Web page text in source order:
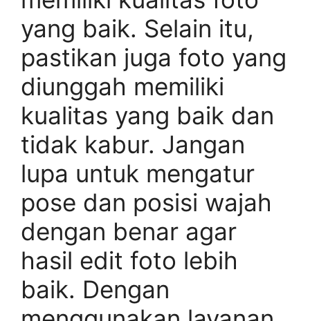
yang baik. Selain itu,
pastikan juga foto yang
diunggah memiliki
kualitas yang baik dan
tidak kabur. Jangan
lupa untuk mengatur
pose dan posisi wajah
dengan benar agar
hasil edit foto lebih
baik. Dengan